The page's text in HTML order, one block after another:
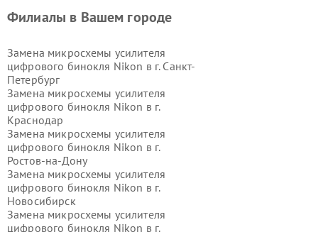
Филиалы в Вашем городе
Замена микросхемы усилителя
цифрового бинокля Nikon в г. Санкт-
Петербург
Замена микросхемы усилителя
цифрового бинокля Nikon в г.
Краснодар
Замена микросхемы усилителя
цифрового бинокля Nikon в г.
Ростов-на-Дону
Замена микросхемы усилителя
цифрового бинокля Nikon в г.
Новосибирск
Замена микросхемы усилителя
цифрового бинокля Nikon в г.